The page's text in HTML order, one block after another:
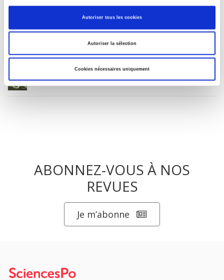
Autoriser tous les cookies
Autoriser la sélection
Cookies nécessaires uniquement
La ville verte au pied du mur
ABONNEZ-VOUS À NOS
REVUES
Je m’abonne